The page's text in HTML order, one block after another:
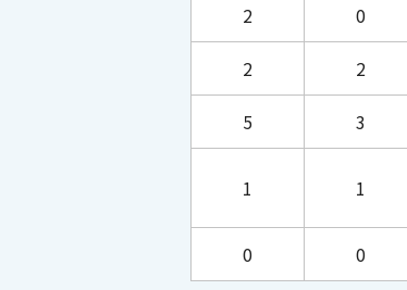
2 0
2 2
5 3
1 1
0 0